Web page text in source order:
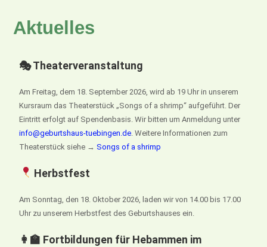
Aktuelles
🎭 Theaterveranstaltung
Am Freitag, dem 18. September 2026, wird ab 19 Uhr in unserem
Kursraum das Theaterstück „Songs of a shrimp“ aufgeführt. Der
Eintritt erfolgt auf Spendenbasis. Wir bitten um Anmeldung unter
info@geburtshaus-tuebingen.de . Weitere Informationen zum
Theaterstück siehe →Songs of a shrimp
Herbstfest
Am Sonntag, den 18. Oktober 2026, laden wir von 14.00 bis 17.00
Uhr zu unserem Herbstfest des Geburtshauses ein.
👩‍🏫 Fortbildungen für Hebammen im